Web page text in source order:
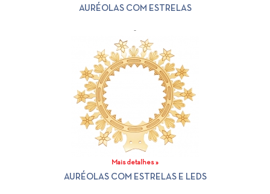
AURÉOLAS COM ESTRELAS
-
Mais detalhes »
AURÉOLAS COM ESTRELAS E LEDS